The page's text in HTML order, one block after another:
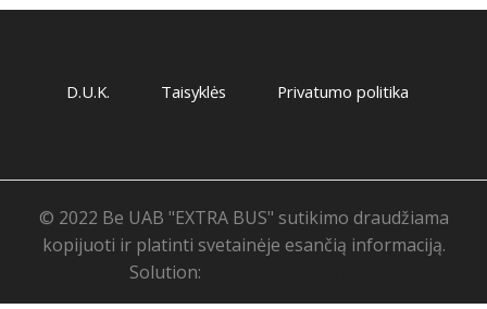
D.U.K. Taisyklės Privatumo politika
© 2022 Be UAB "EXTRA BUS" sutikimo draudžiama
kopijuoti ir platinti svetainėje esančią informaciją.
Solution: